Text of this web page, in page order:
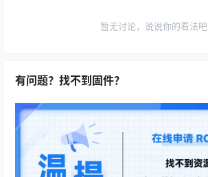
暂无讨论，说说你的看法吧
有问题？找不到固件？